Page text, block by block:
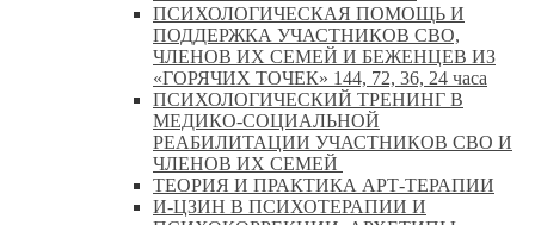
ПСИХОЛОГИЧЕСКАЯ ПОМОЩЬ И
ПОДДЕРЖКА УЧАСТНИКОВ СВО,
ЧЛЕНОВ ИХ СЕМЕЙ И БЕЖЕНЦЕВ ИЗ
«ГОРЯЧИХ ТОЧЕК» 144, 72, 36, 24 часа
ПСИХОЛОГИЧЕСКИЙ ТРЕНИНГ В
МЕДИКО-СОЦИАЛЬНОЙ
РЕАБИЛИТАЦИИ УЧАСТНИКОВ СВО И
ЧЛЕНОВ ИХ СЕМЕЙ
ТЕОРИЯ И ПРАКТИКА АРТ-ТЕРАПИИ
И-ЦЗИН В ПСИХОТЕРАПИИ И